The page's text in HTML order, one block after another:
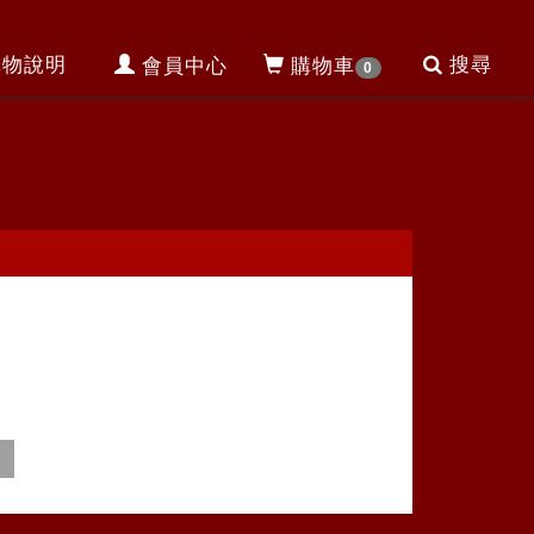
會員中心 購物車 0 搜尋
說明